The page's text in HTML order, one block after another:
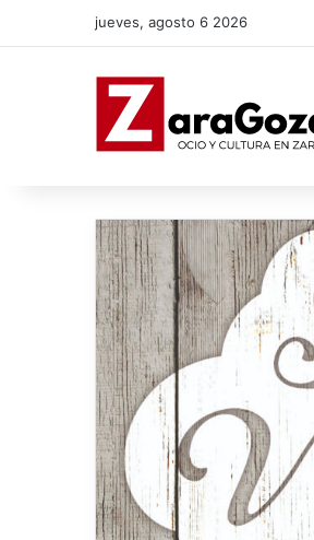
jueves, agosto 6 2026